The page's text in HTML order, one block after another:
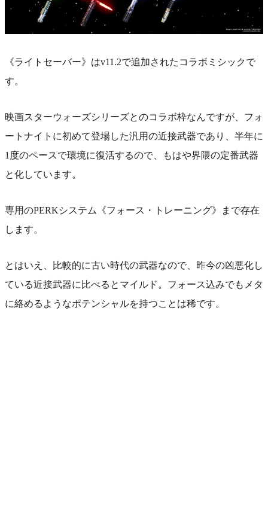
《ライトセーバー》はv11.2で追加されたコラボミシックで
す。
映画スターウォーズシリーズとのコラボ枠なんですが、フォ
ートナイトに初めて登場した汎用の近接武器であり、半年に
1度のペースで環境に復活するので、もはや界隈の定番武器
と化しています。
専用のPERKシステム《フォース・トレーニング》まで存在
します。
とはいえ、比較的に古い時代の武器なので、昨今の凶悪化し
ている近接武器に比べるとマイルド。フォース込みでもメタ
に絡めるようなポテンシャルを持つことは稀です。